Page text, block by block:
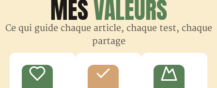
MESVALEURS
Ce qui guide chaque article, chaque test, chaque
partage